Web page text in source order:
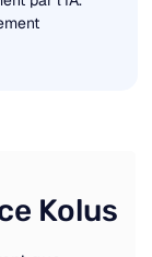
Kolus